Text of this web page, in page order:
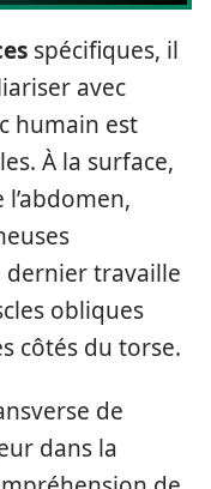
spécifiques, il
avec
humain est
À la surface,
dernier travaille
obliques
côtés du torse.
de
dans la